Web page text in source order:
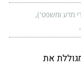
מדע ומשפט')
את